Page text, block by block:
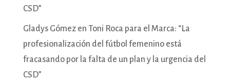
CSD”
Gladys Gómezen Toni Roca para el Marca: “La
profesionalización del fútbol femenino está
fracasando por la falta de un plan y la urgencia del
CSD”